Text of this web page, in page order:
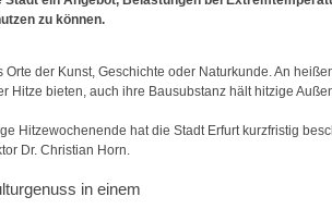
zu können.
Orte der Kunst, Geschichte oder Naturkunde. An
Hitze bieten, auch ihre Bausubstanz hält hitzige
Hitzewochenende hat die Stadt Erfurt kurzfristig
Dr. Christian Horn.
in einem